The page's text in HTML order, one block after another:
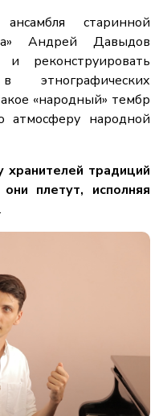
старинной
Андрей Давыдов
реконструировать
этнографических
«народный» тембр
народной
традиций
плетут, исполняя